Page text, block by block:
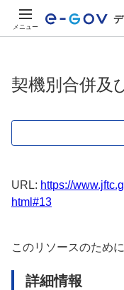
メニュー
契機別合併及
URL: https://
html#13
このリソースのため
詳細情報